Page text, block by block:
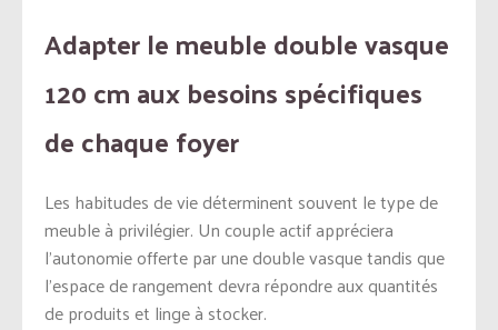
Adapter le meuble double vasque
120 cm aux besoins spécifiques
de chaque foyer
Les habitudes de vie déterminent souvent le type de
meuble à privilégier. Un couple actif appréciera
l’autonomie offerte par une double vasque tandis que
l’espace de rangement devra répondre aux quantités
de produits et linge à stocker.